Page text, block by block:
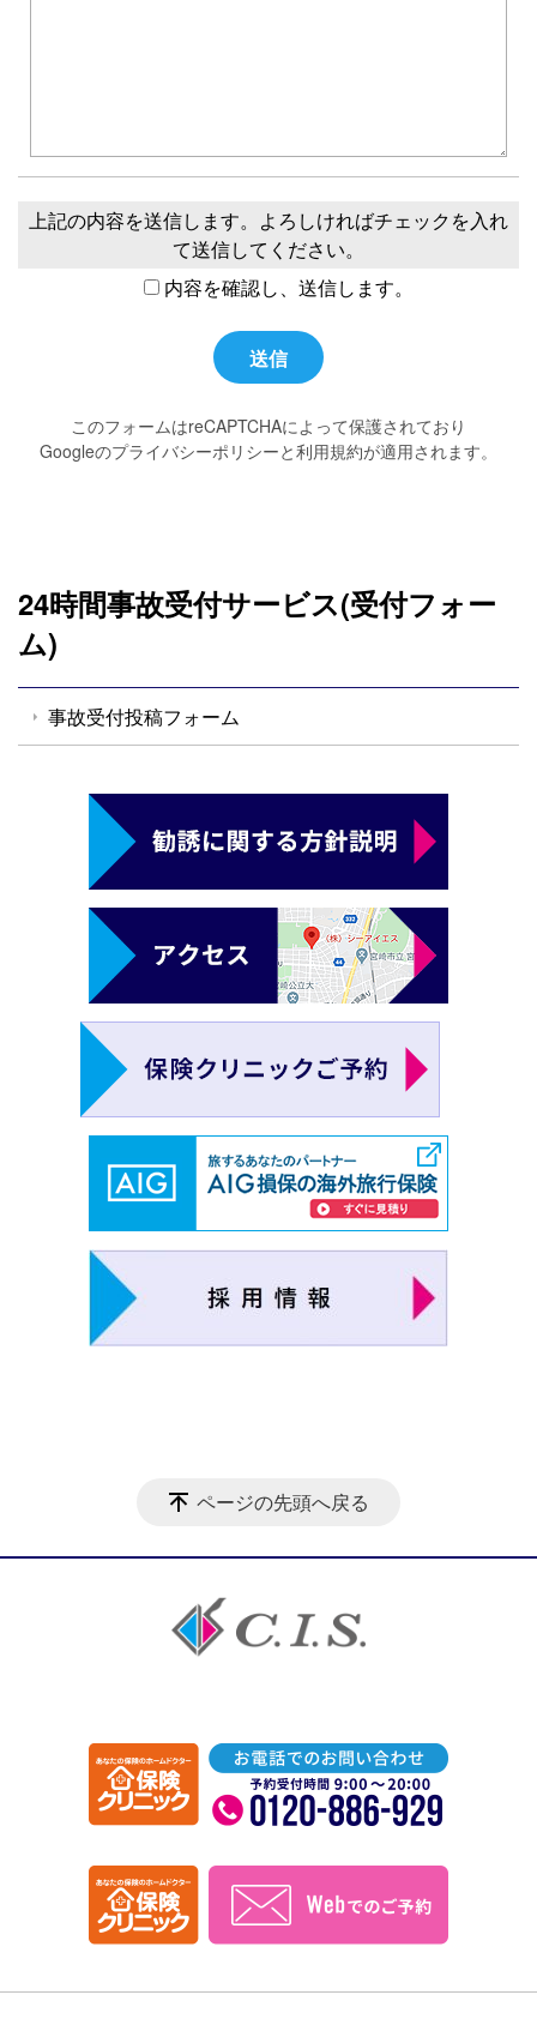
上記の内容を送信します。よろしければチェックを入れ
て送信してください。
内容を確認し、送信します。
このフォームはreCAPTCHAによって保護されており
Googleのプライバシーポリシーと利用規約が適用されます。
24時間事故受付サービス(受付フォー
ム)
事故受付投稿フォーム
ページの先頭へ戻る